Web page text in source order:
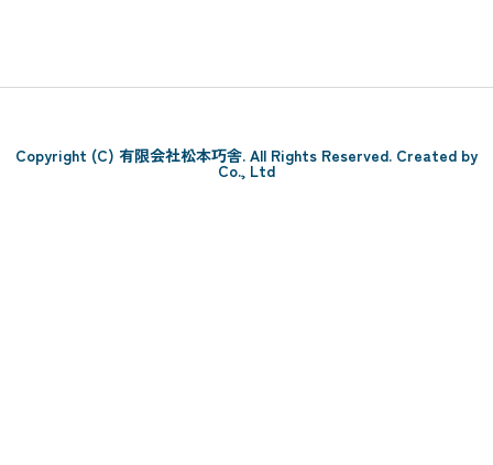
Copyright (C) 有限会社松本巧舎. All Rights Reserved. Created by
Co., Ltd